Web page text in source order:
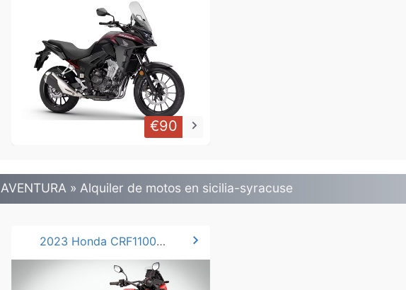
€90 keyboard_arrow_right
AVENTURA » Alquiler de motos en sicilia-syracuse
2023 Honda CRF1100L Africa Twin. chevron_right